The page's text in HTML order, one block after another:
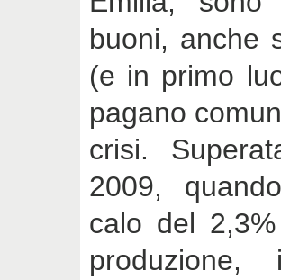
buoni, anche
(e in primo
pagano
crisi.
2009,
calo del